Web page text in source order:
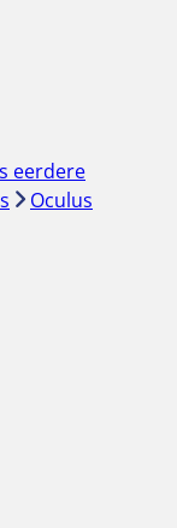
eerdere
Oculus